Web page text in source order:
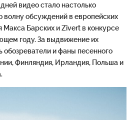
видео стало настолько
волну обсуждений в европейских
Макса Барских и Zivert в конкурсе
году. За выдвижение их
обозреватели и фаны песенного
Финляндия, Ирландия, Польша и